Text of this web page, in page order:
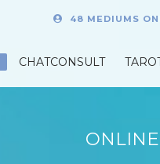
48 MEDIUMS
CHATCONSULT